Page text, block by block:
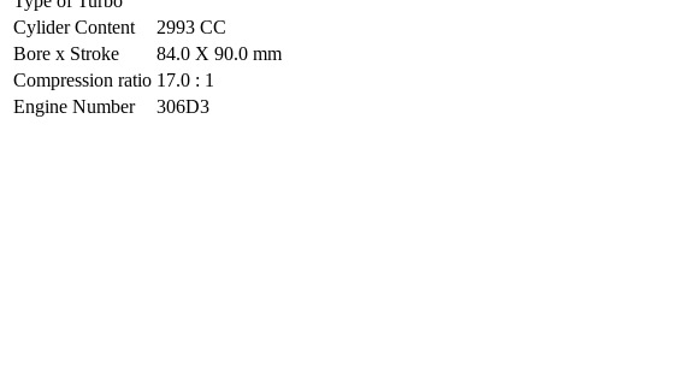
Cylider Content
2993 CC
Bore x Stroke
84.0 X 90.0 mm
Compression ratio 17.0 : 1
Engine Number
306D3